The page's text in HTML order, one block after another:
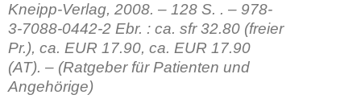
Kneipp-Verlag, 2008. – 128 S. . – 978-
3-7088-0442-2 Ebr. : ca. sfr 32.80 (freier
Pr.), ca. EUR 17.90, ca. EUR 17.90
(AT). – (Ratgeber für Patienten und
Angehörige)